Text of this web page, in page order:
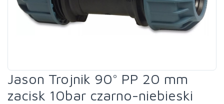
Jason Trojnik 90° PP 20 mm
zacisk 10bar czarno-niebieski